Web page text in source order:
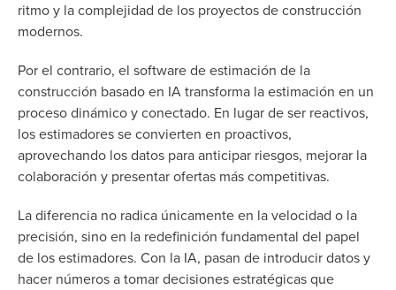
ritmo y la complejidad de los proyectos de construcción
modernos.
Por el contrario, el software de estimación de la
construcción basado en IA transforma la estimación en un
proceso dinámico y conectado. En lugar de ser reactivos,
los estimadores se convierten en proactivos,
aprovechando los datos para anticipar riesgos, mejorar la
colaboración y presentar ofertas más competitivas.
La diferencia no radica únicamente en la velocidad o la
precisión, sino en la redefinición fundamental del papel
de los estimadores. Con la IA, pasan de introducir datos y
hacer números a tomar decisiones estratégicas que